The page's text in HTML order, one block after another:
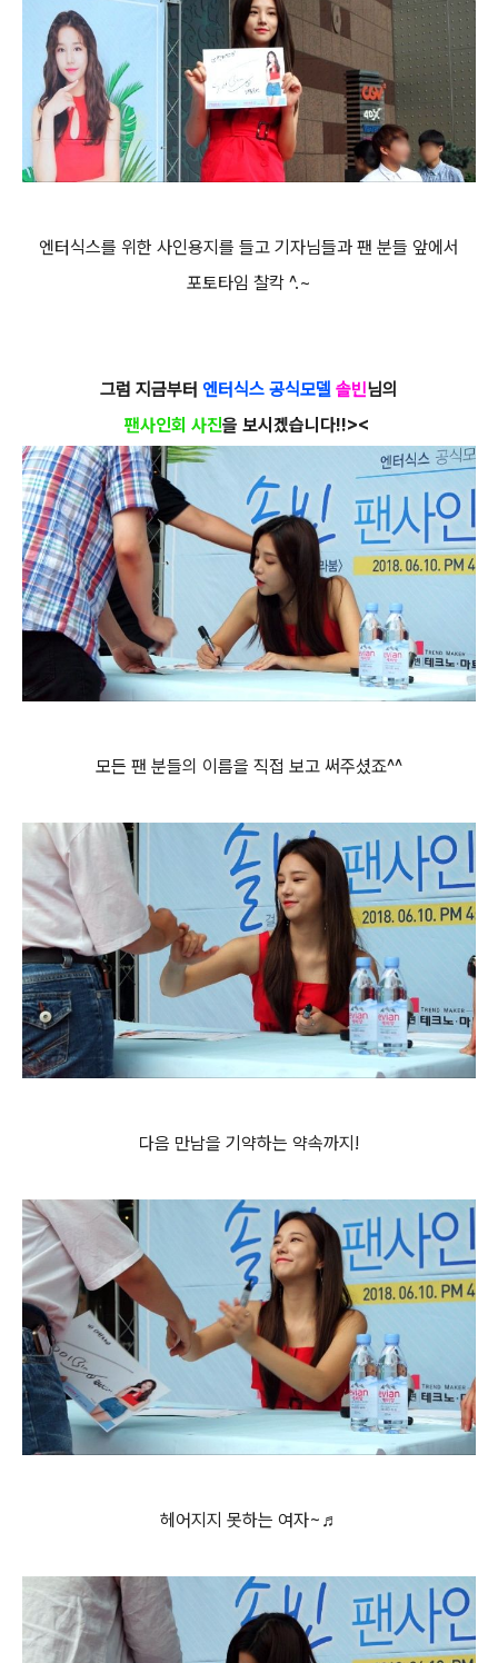
엔터식스를 위한 사인용지를 들고 기자님들과 팬 분들 앞에서
포토타임 찰칵 ^.~
그럼 지금부터 엔터식스 공식모델 솔빈님의
팬사인회 사진을 보시겠습니다!!><
모든 팬 분들의 이름을 직접 보고 써주셨죠^^
다음 만남을 기약하는 약속까지!
헤어지지 못하는 여자~♬